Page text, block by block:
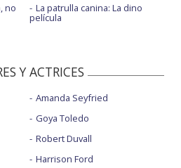
no
La patrulla canina: La dino
película
Y ACTRICES
Amanda Seyfried
Goya Toledo
Robert Duvall
Harrison Ford